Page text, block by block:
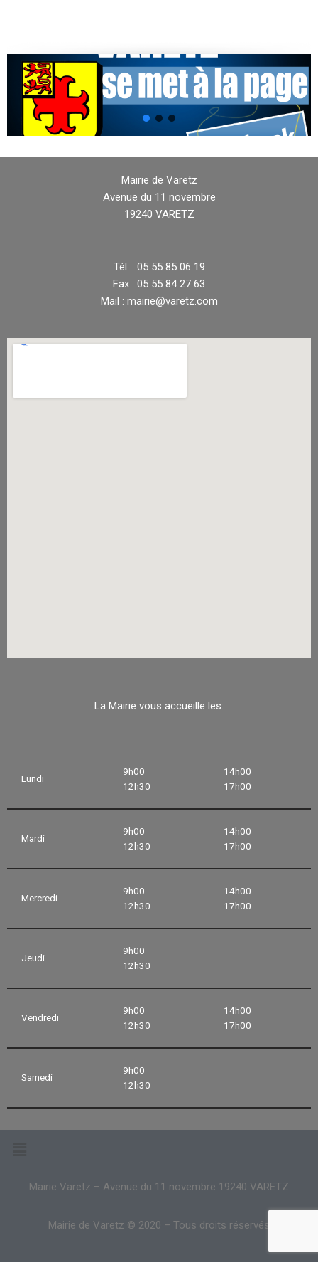
Mairie de Varetz
Avenue du 11 novembre
19240 VARETZ
Tél. : 05 55 85 06 19
Fax : 05 55 84 27 63
Mail : mairie@varetz.com
La Mairie vous accueille les:
Lundi
9h00
12h30
14h00
17h00
Mardi
9h00
12h30
14h00
17h00
Mercredi
9h00
12h30
14h00
17h00
Jeudi
9h00
12h30
Vendredi
9h00
12h30
14h00
17h00
Samedi
9h00
12h30
Mairie Varetz – Avenue du 11 novembre 19240 VARETZ
Mairie de Varetz © 2020 – Tous droits réservés